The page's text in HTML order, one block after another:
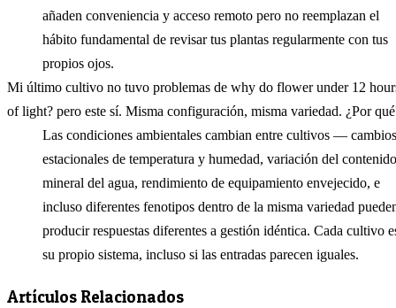
añaden conveniencia y acceso remoto pero no reemplazan el
hábito fundamental de revisar tus plantas regularmente con tus
propios ojos.
Mi último cultivo no tuvo problemas de why do flower under 12
of light? pero este sí. Misma configuración, misma variedad. ¿Por
Las condiciones ambientales cambian entre cultivos — cambios
estacionales de temperatura y humedad, variación del contenido
mineral del agua, rendimiento de equipamiento envejecido, e
incluso diferentes fenotipos dentro de la misma variedad
producir respuestas diferentes a gestión idéntica. Cada cultivo
su propio sistema, incluso si las entradas parecen iguales.
Artículos Relacionados